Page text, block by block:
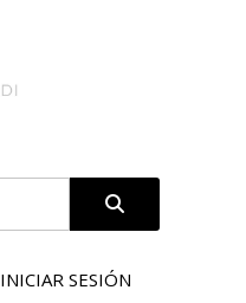
INICIAR SESIÓN